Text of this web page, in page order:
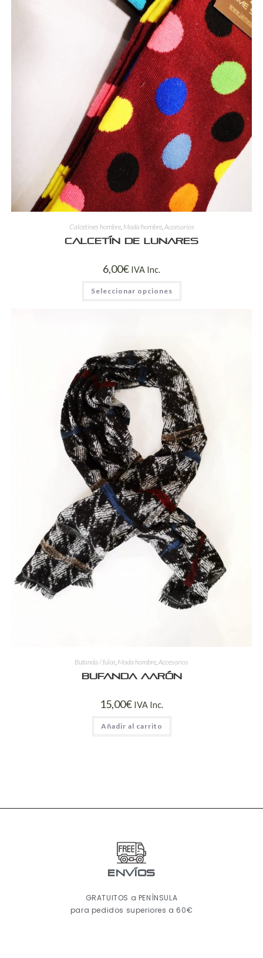
Calcetines hombre, Moda hombre,Accesorios
Calcetín de lunares
6,00€ IVA Inc.
Seleccionar opciones
Bufanda / fular, Moda hombre Accesorios
Bufanda Aarón
15,00€ IVA Inc.
Añadir al carrito
ENVÍOS
GRATUITOS a PENÍNSULA
para pedidos superiores a 60€